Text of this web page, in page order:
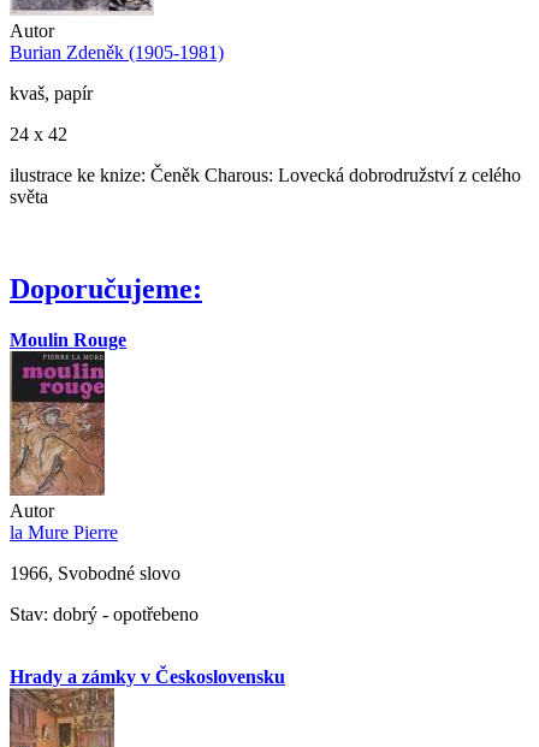
Autor
Burian Zdeněk (1905-1981)
kvaš, papír
24 x 42
ilustrace ke knize: Čeněk Charous: Lovecká dobrodružství z celého
světa
Doporučujeme:
Moulin Rouge
Autor
la Mure Pierre
1966, Svobodné slovo
Stav: dobrý - opotřebeno
Hrady a zámky v Československu